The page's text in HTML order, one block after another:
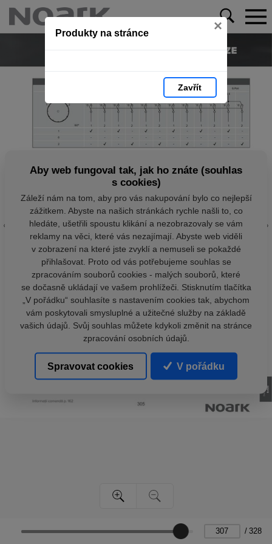
Produkty na stránce ×
Zavřít
/ 328
Aby web fungoval tak, jak ho znáte (souhlas
s cookies)
Záleží nám na tom, aby pro vás nakupování bylo co nejlepší
zážitkem. Abyste na našich stránkách rychle našli to, co
hledáte, ušetřili spoustu klikání a nezobrazovaly se vám
reklamy na věci, které vás nezajímají. Abyste web viděli
v zobrazení na které jste zvyklí a nemuseli se pokaždé
přihlašovat. Proto od vás potřebujeme souhlas se
zpracováním souborů cookies - malých souborů, které
se dočasně ukládají ve vašem prohlížeči. Stisknutím tlačítka
„V pořádku“ souhlasíte s nastavením cookies tak, abychom
vám poskytovali smysluplné a užitečné služby na základě
vašich údajů. Svůj souhlas můžete kdykoli změnit na stránce
zpracování osobních údajů.
Spravovat cookies V pořádku